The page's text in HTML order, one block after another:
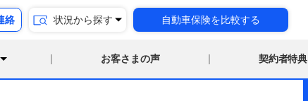
絡 状況から探す 自動車保険を比較する
お客さまの声 契約者特典